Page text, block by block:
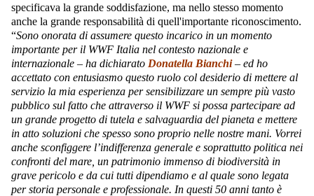
specificava la grande soddisfazione, ma nello stesso momento
anche la grande responsabilità di quell'importante riconoscimento.
“Sono onorata di assumere questo incarico in un momento
importante per il WWF Italia nel contesto nazionale e
internazionale – ha dichiarato Donatella Bianchi– ed ho
accettato con entusiasmo questo ruolo col desiderio di mettere al
servizio la mia esperienza per sensibilizzare un sempre più vasto
pubblico sul fatto che attraverso il WWF si possa partecipare ad
un grande progetto di tutela e salvaguardia del pianeta e mettere
in atto soluzioni che spesso sono proprio nelle nostre mani. Vorrei
anche sconfiggere l’indifferenza generale e soprattutto politica nei
confronti del mare, un patrimonio immenso di biodiversità in
grave pericolo e da cui tutti dipendiamo e al quale sono legata
per storia personale e professionale. In questi 50 anni tanto è